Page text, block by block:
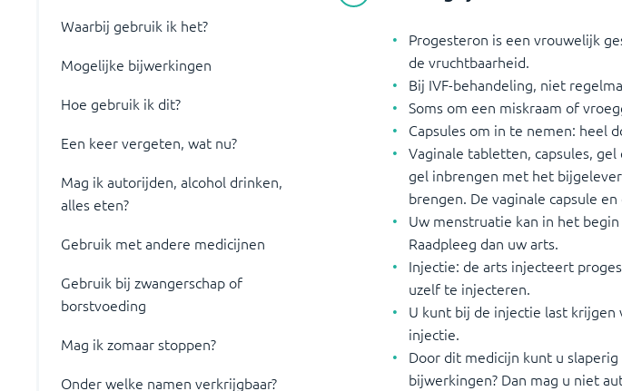
Waarbij gebruik ik het?
Mogelijke bijwerkingen
Hoe gebruik ik dit?
Een keer vergeten, wat nu?
Mag ik autorijden, alcohol drinken,
alles eten?
Gebruik met andere medicijnen
Gebruik bij zwangerschap of
borstvoeding
Mag ik zomaar stoppen?
Onder welke namen verkrijgbaar?
Progesteron is een vrouwelijk
de vruchtbaarheid.
Bij IVF-behandeling, niet
Soms om een miskraam of
Capsules om in te nemen: heel
Vaginale tabletten, capsules,
gel inbrengen met het
brengen. De vaginale capsule
Uw menstruatie kan in het
Raadpleeg dan uw arts.
Injectie: de arts injecteert
uzelf te injecteren.
U kunt bij de injectie last
injectie.
Door dit medicijn kunt u
bijwerkingen? Dan mag u niet